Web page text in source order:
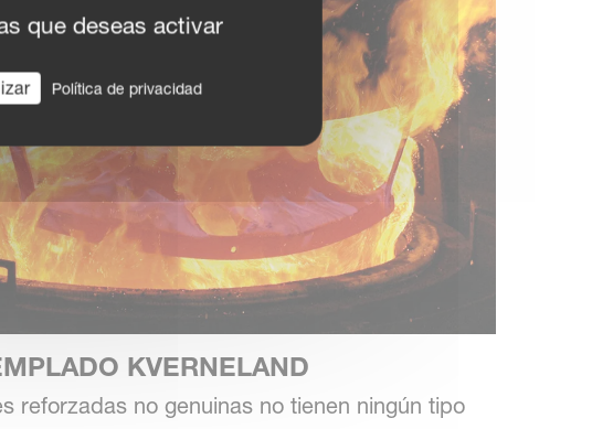
KVERNELAND
reforzadas no genuinas no tienen ningún tipo
que deseas activar
Política de privacidad